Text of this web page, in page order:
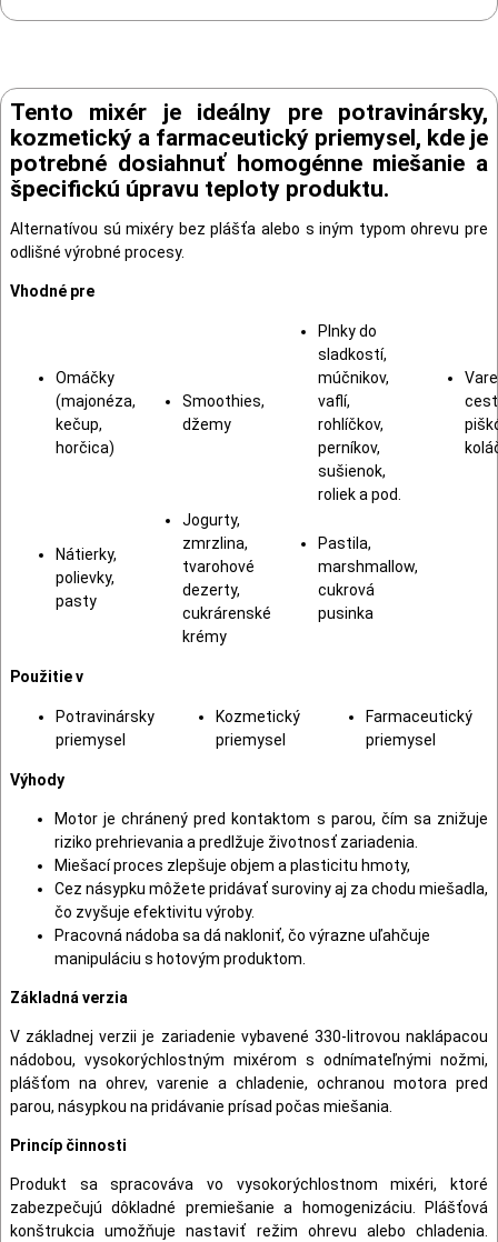
Tento mixér je ideálny pre potravinársky,
kozmetický a farmaceutický priemysel, kde je
potrebné dosiahnuť homogénne miešanie a
špecifickú úpravu teploty produktu.
Alternatívou sú mixéry bez plášťa alebo s iným typom ohrevu pre
odlišné výrobné procesy.
Vhodné pre
Omáčky
(majonéza,
kečup,
horčica)
Smoothies,
džemy
Plnky do
sladkostí,
múčnikov,
vaflí,
rohlíčkov,
perníkov,
sušienok,
roliek a pod.
Nátierky,
polievky,
pasty
Jogurty,
zmrzlina,
tvarohové
dezerty,
cukrárenské
krémy
Pastila,
marshmallow,
cukrová
pusinka
Použitie v
Potravinársky
priemysel
Kozmetický
priemysel
Farmaceutický
priemysel
Výhody
Motor je chránený pred kontaktom s parou, čím sa znižuje
riziko prehrievania a predlžuje životnosť zariadenia.
Miešací proces zlepšuje objem a plasticitu hmoty,
Cez násypku môžete pridávať suroviny aj za chodu miešadla,
čo zvyšuje efektivitu výroby.
Pracovná nádoba sa dá nakloniť, čo výrazne uľahčuje
manipuláciu s hotovým produktom.
Základná verzia
V základnej verzii je zariadenie vybavené 330-litrovou naklápacou
nádobou, vysokorýchlostným mixérom s odnímateľnými nožmi,
plášťom na ohrev, varenie a chladenie, ochranou motora pred
parou, násypkou na pridávanie prísad počas miešania.
Princíp činnosti
Produkt sa spracováva vo vysokorýchlostnom mixéri, ktoré
zabezpečujú dôkladné premiešanie a homogenizáciu. Plášťová
konštrukcia umožňuje nastaviť režim ohrevu alebo chladenia.